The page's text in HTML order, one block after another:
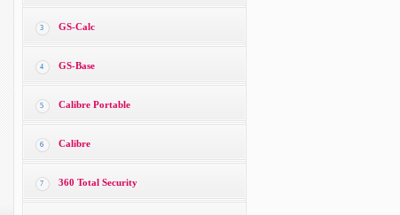
3 GS-Calc
4 GS-Base
5 Calibre Portable
6 Calibre
7 360 Total Security